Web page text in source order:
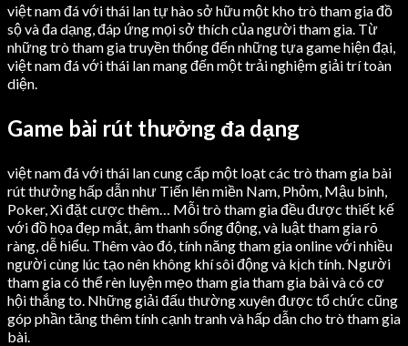
việt nam đá với thái lan tự hào sở hữu một kho trò tham gia đồ
sộ và đa dạng, đáp ứng mọi sở thích của người tham gia. Từ
những trò tham gia truyền thống đến những tựa game hiện đại,
việt nam đá với thái lan mang đến một trải nghiệm giải trí toàn
diện.
Game bài rút thưởng đa dạng
việt nam đá với thái lan cung cấp một loạt các trò tham gia bài
rút thưởng hấp dẫn như Tiến lên miền Nam, Phỏm, Mậu binh,
Poker, Xì đặt cược thêm… Mỗi trò tham gia đều được thiết kế
với đồ họa đẹp mắt, âm thanh sống động, và luật tham gia rõ
ràng, dễ hiểu. Thêm vào đó, tính năng tham gia online với nhiều
người cùng lúc tạo nên không khí sôi động và kịch tính. Người
tham gia có thể rèn luyện mẹo tham gia tham gia bài và có cơ
hội thắng to. Những giải đấu thường xuyên được tổ chức cũng
góp phần tăng thêm tính cạnh tranh và hấp dẫn cho trò tham gia
bài.